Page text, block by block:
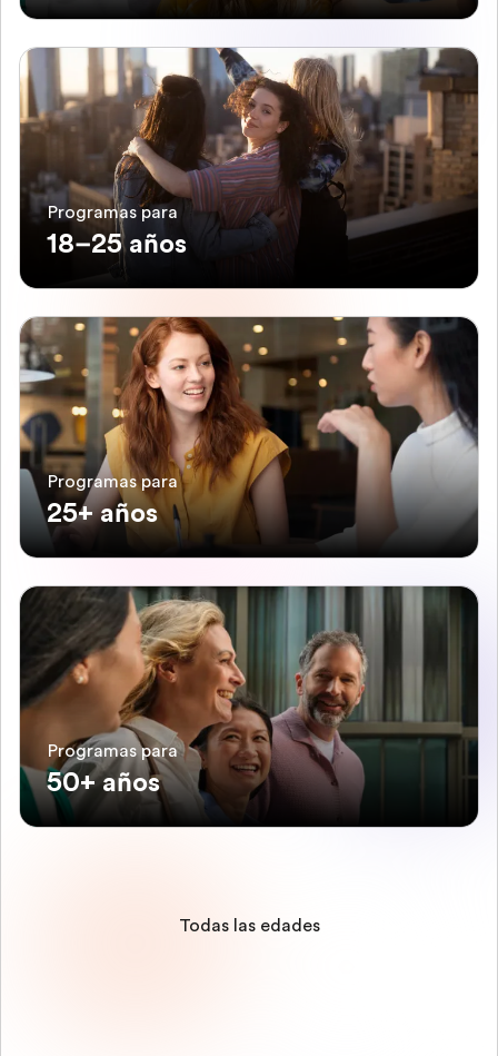
Programas para
18–25 años
Programas para
25+ años
Programas para
50+ años
Todas las edades